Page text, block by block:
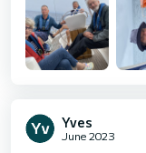
Yves
June 2023